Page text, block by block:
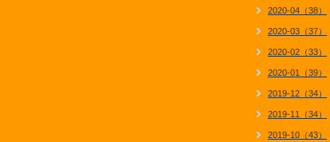
2020-04（38）
2020-03（37）
2020-02（33）
2020-01（39）
2019-12（34）
2019-11（34）
2019-10（43）